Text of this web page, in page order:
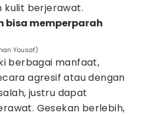
kulit berjerawat.
bisa memperparah
Yousaf)
berbagai manfaat,
agresif atau dengan
justru dapat
Gesekan berlebih,